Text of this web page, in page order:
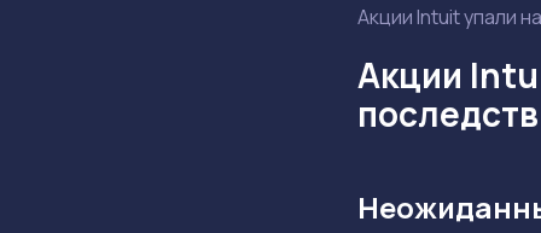
Акции Intuit упали
Акции